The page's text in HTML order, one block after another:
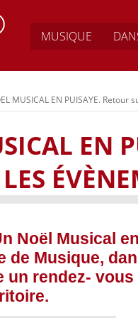
MUSIQUE
MUSICAL EN PUISAYE. Retour
EN
Noël Musical
de Musique,
un rendez-